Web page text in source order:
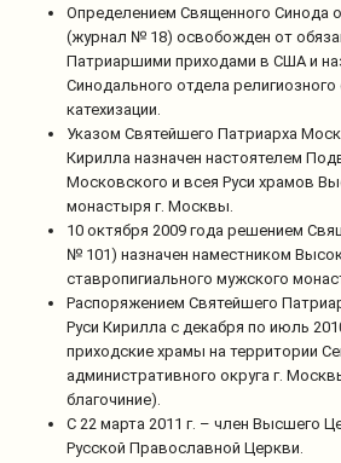
Определением Священного Синода
(журнал № 18) освобожден от
Патриаршими приходами в США и
Синодального отдела религиозного
катехизации.
Указом Святейшего Патриарха
Кирилла назначен настоятелем
Московского и всея Руси храмов
монастыря г. Москвы.
10 октября 2009 года решением
№ 101) назначен наместником
ставропигиального мужского
Распоряжением Святейшего
Руси Кирилла с декабря по июль
приходские храмы на территории
административного округа г.
благочиние).
С 22 марта 2011 г. – член Высшего
Русской Православной Церкви.